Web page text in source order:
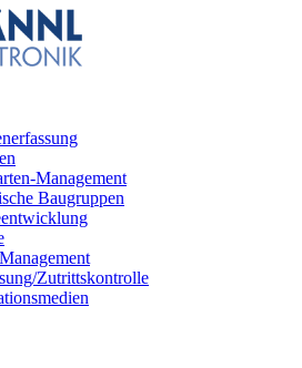
Management
Baugruppen
Zutrittskontrolle